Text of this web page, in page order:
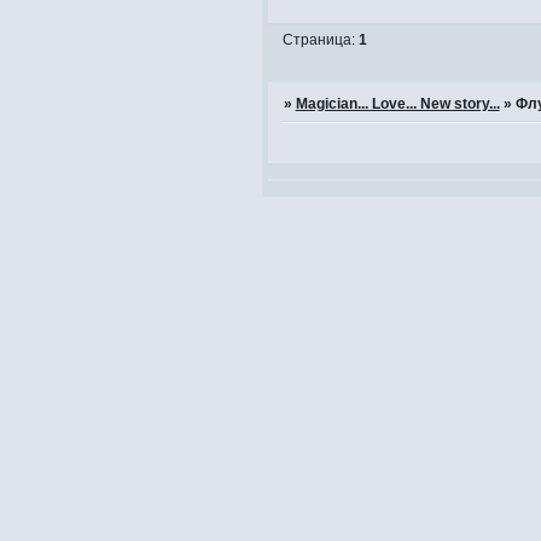
Страница: 1
» Magician... Love... New story... »